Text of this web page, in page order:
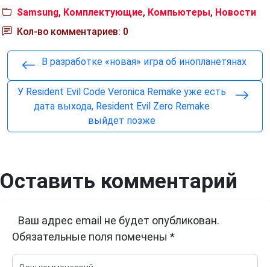
Samsung, Комплектующие, Компьютеры, Новости
Кол-во комментариев: 0
В разработке «новая» игра об инопланетянах
У Resident Evil Code Veronica Remake уже есть
дата выхода, Resident Evil Zero Remake
выйдет позже
Оставить комментарий
Ваш адрес email не будет опубликован.
Обязательные поля помечены *